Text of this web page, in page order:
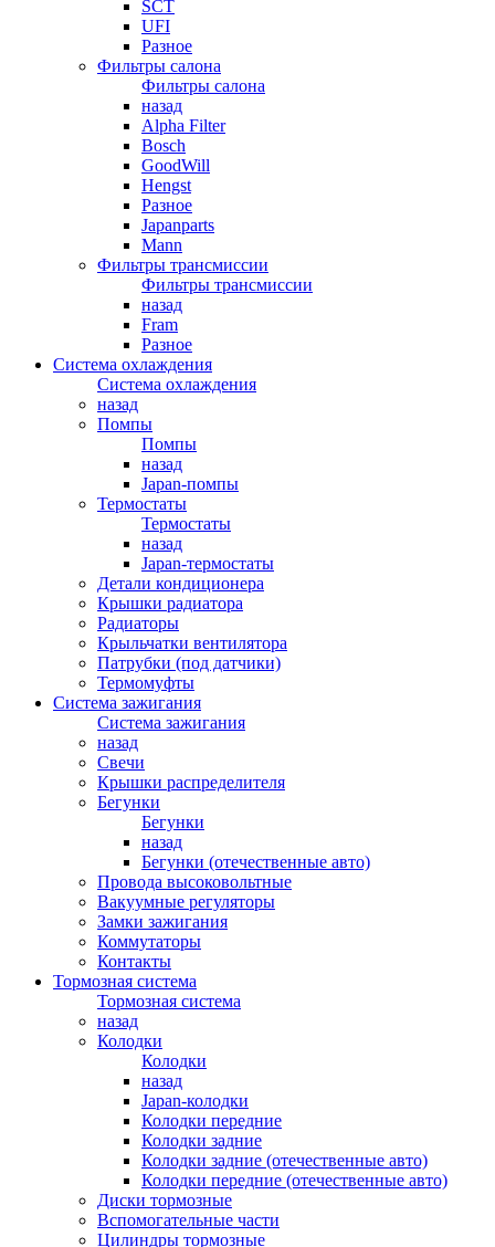
SCT
UFI
Разное
Фильтры салона
Фильтры салона
назад
Alpha Filter
Bosch
GoodWill
Hengst
Разное
Japanparts
Mann
Фильтры трансмиссии
Фильтры трансмиссии
назад
Fram
Разное
Система охлаждения
Система охлаждения
назад
Помпы
Помпы
назад
Japan-помпы
Термостаты
Термостаты
назад
Japan-термостаты
Детали кондиционера
Крышки радиатора
Радиаторы
Крыльчатки вентилятора
Патрубки (под датчики)
Термомуфты
Система зажигания
Система зажигания
назад
Свечи
Крышки распределителя
Бегунки
Бегунки
назад
Бегунки (отечественные авто)
Провода высоковольтные
Вакуумные регуляторы
Замки зажигания
Коммутаторы
Контакты
Тормозная система
Тормозная система
назад
Колодки
Колодки
назад
Japan-колодки
Колодки передние
Колодки задние
Колодки задние (отечественные авто)
Колодки передние (отечественные авто)
Диски тормозные
Вспомогательные части
Цилиндры тормозные